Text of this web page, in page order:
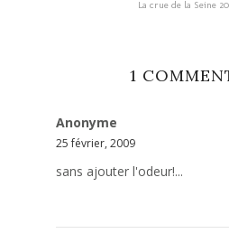
La crue de la Seine
1
Anonyme
25 février, 2009
sans ajouter l'odeur!...